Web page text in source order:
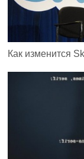
Как изменится